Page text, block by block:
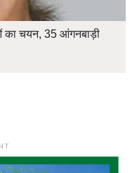
का चयन, 35 आंगनबाड़ी